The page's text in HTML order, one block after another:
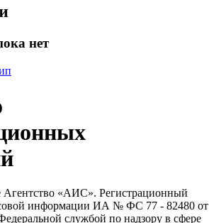
нет
«АИС». Регистрационный
информации ИА № ФС 77 - 82480 от
службой по надзору в сфере